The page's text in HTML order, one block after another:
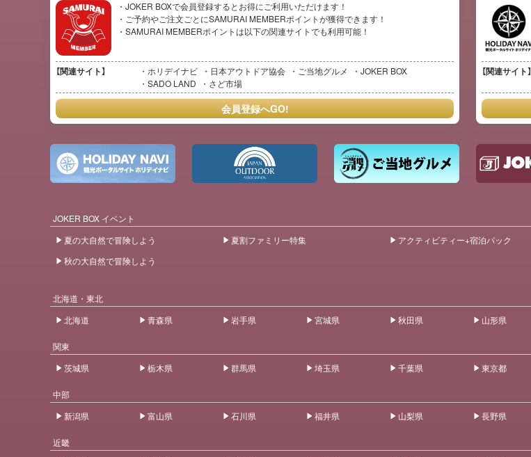
・JOKER BOXで会員登録するとお得にご利用いただけます！
・ご予約やご注文ごとにSAMURAI MEMBERポイントが獲得できます！
・SAMURAI MEMBERポイントは以下の関連サイトでも利用可能！
【関連サイト】 ホリデイナビ 日本アウトドア協会 ご当地グルメ
JOKER BOX
SADO LAND
さど市場
会員登録へGO!
【関連サイト】
JOKER BOX イベント
夏の大自然で冒険しよう
夏割ファミリー特集 アクティビティー+宿泊パック
秋の大自然で冒険しよう
北海道・東北
北海道
青森県 岩手県 宮城県 秋田県 山形県
関東
茨城県
栃木県 群馬県 埼玉県 千葉県 東京都
中部
新潟県
富山県 石川県 福井県 山梨県 長野県
近畿